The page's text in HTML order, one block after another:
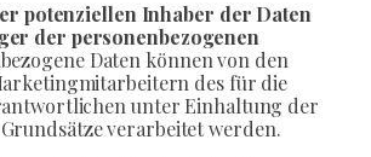
potenziellen Inhaber der Daten
der personenbezogenen
Daten können von den
des für die
unter Einhaltung der
verarbeitet werden.